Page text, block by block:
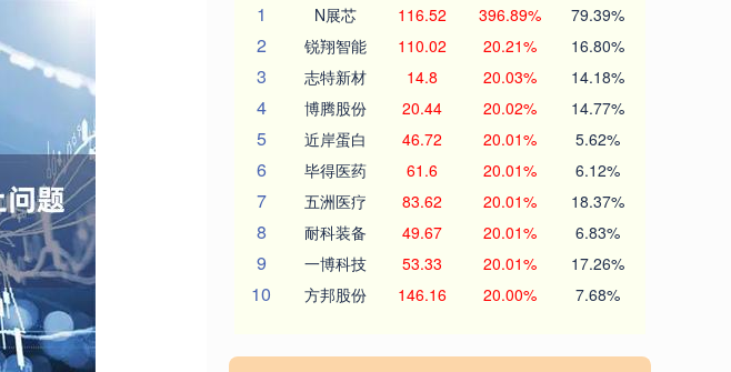
1
N展芯 116.52 396.89% 79.39%
2 锐翔智能 110.02 20.21% 16.80%
3 志特新材 14.8 20.03% 14.18%
4 博腾股份 20.44 20.02% 14.77%
5 近岸蛋白 46.72 20.01% 5.62%
6 毕得医药 61.6 20.01% 6.12%
7 五洲医疗 83.62 20.01% 18.37%
8 耐科装备 49.67 20.01% 6.83%
9 一博科技 53.33 20.01% 17.26%
10 方邦股份 146.16 20.00% 7.68%